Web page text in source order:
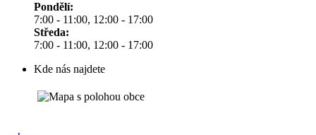
Pondělí:
7:00 - 11:00, 12:00 - 17:00
Středa:
7:00 - 11:00, 12:00 - 17:00
Kde nás najdete